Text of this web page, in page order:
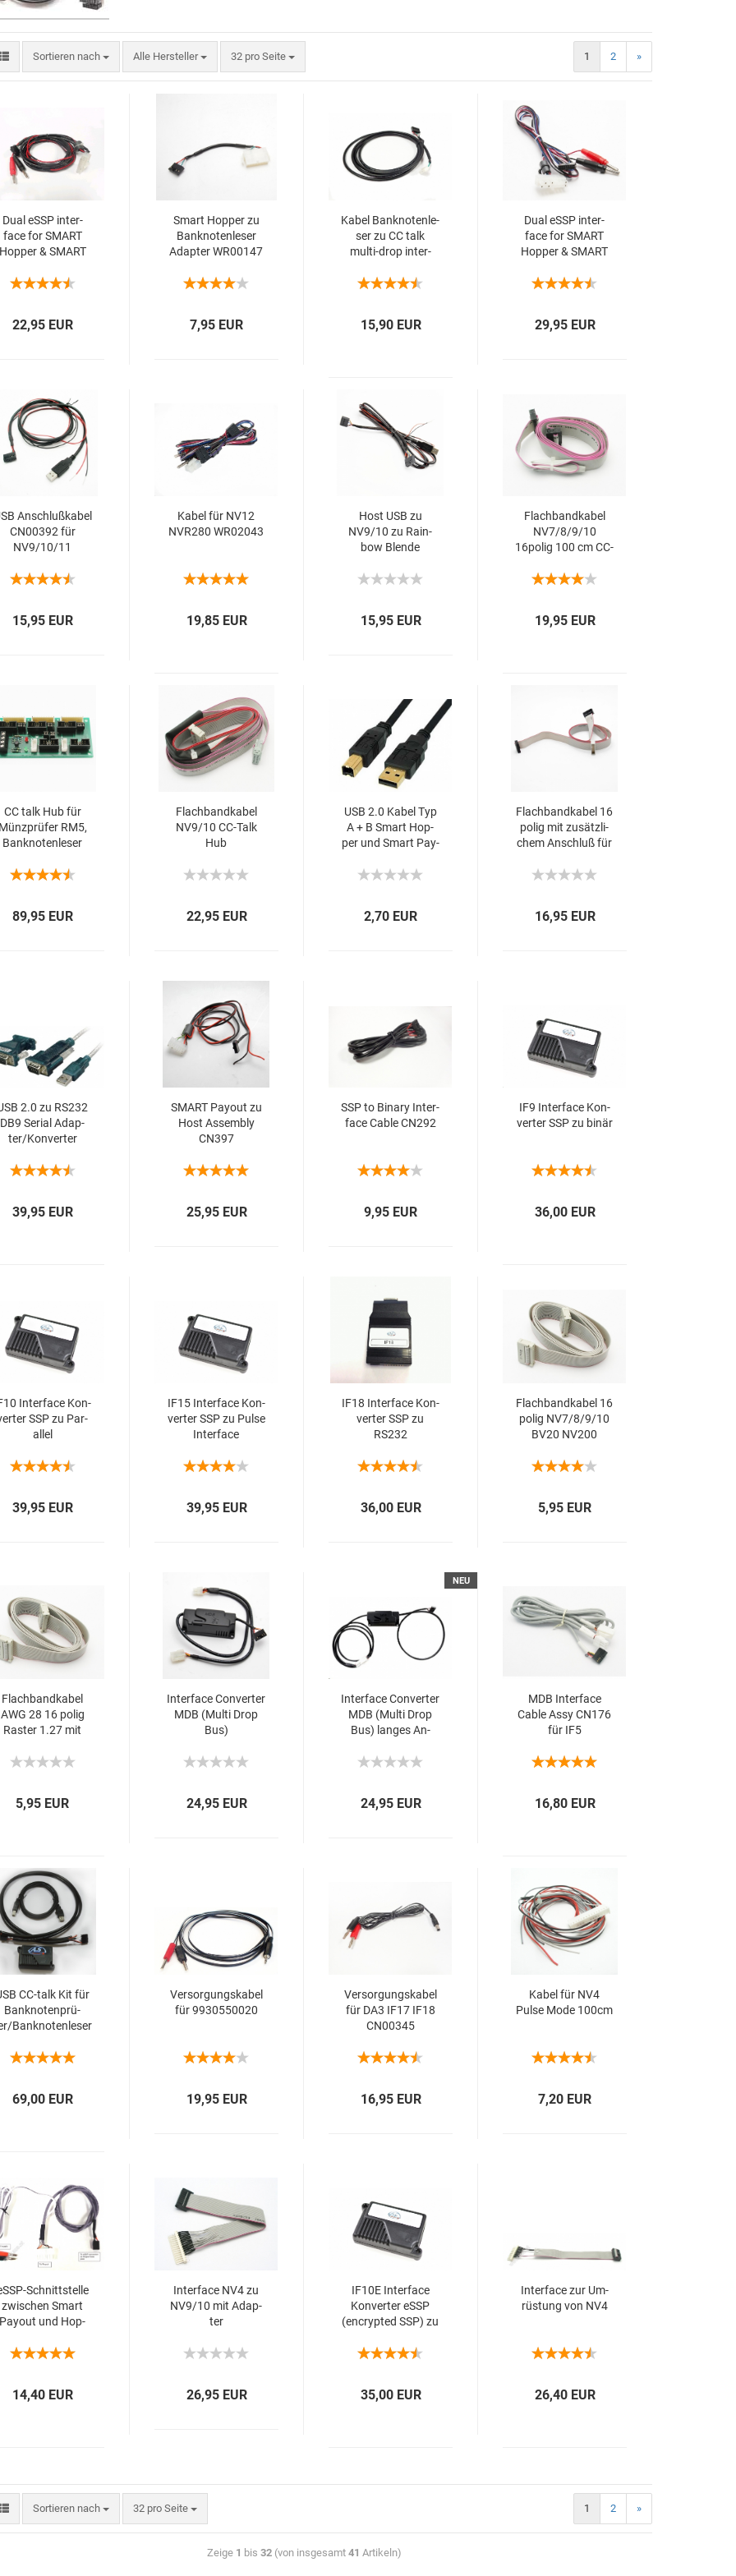
Sortieren nach Alle Hersteller 32 pro Seite 1 2 »
Dual eSSP in­ter­
face for SMART
& SMART
22,95 EUR
Smart Hop­per zu
Bank­no­ten­le­ser
Ad­ap­ter WR00147
7,95 EUR
Kabel Bank­no­ten­le­
ser zu CC talk
multi-​​drop in­ter­
15,90 EUR
Dual eSSP in­ter­
face for SMART
Hop­per & SMART
29,95 EUR
An­schluß­ka­bel
CN00392 für
NV9/10/11
15,95 EUR
Kabel für NV12
NVR280 WR02043
19,85 EUR
Host USB zu
NV9/10 zu Rain­
bow Blen­de
WR02040
15,95 EUR
Flach­band­ka­bel
NV7/8/9/10
16polig 100 cm CC-​
19,95 EUR
CC talk Hub für
RM5,
Bank­no­ten­le­ser
89,95 EUR
Flach­band­ka­bel
NV9/10 CC-​Talk
Hub
22,95 EUR
USB 2.0 Kabel Typ
A + B Smart Hop­
per und Smart Pay­
2,70 EUR
Flach­band­ka­bel 16
polig mit zu­sätz­li­
chem An­schluß für
16,95 EUR
2.0 zu RS232
DB9 Se­ri­al Ad­ap­
ter/Kon­ver­ter
39,95 EUR
SMART Pay­out zu
Host As­sem­bly
CN397
25,95 EUR
SSP to Bi­na­ry In­ter­
face Cable CN292
9,95 EUR
IF9 In­ter­face Kon­
ver­ter SSP zu binär
36,00 EUR
In­ter­face Kon­
SSP zu Par­
al­lel
39,95 EUR
IF15 In­ter­face Kon­
ver­ter SSP zu Pulse
In­ter­face
39,95 EUR
IF18 In­ter­face Kon­
ver­ter SSP zu
RS232
36,00 EUR
Flach­band­ka­bel 16
polig NV7/8/9/10
BV20 NV200
5,95 EUR
Flach­band­ka­bel
AWG 28 16 polig
Ras­ter 1.27 mit
ver­bin­der an bei­
5,95 EUR
In­ter­face Con­ver­ter
MDB (Multi Drop
Bus)
24,95 EUR
NEU
In­ter­face Con­ver­ter
MDB (Multi Drop
Bus) lan­ges An­
24,95 EUR
MDB In­ter­face
Cable Assy CN176
für IF5
16,80 EUR
CC-​talk Kit für
Bank­no­ten­prü­
Bank­no­ten­le­ser
69,00 EUR
Ver­sor­gungs­ka­bel
für 9930550020
19,95 EUR
Ver­sor­gungs­ka­bel
für DA3 IF17 IF18
CN00345
16,95 EUR
Kabel für NV4
Pulse Mode 100cm
7,20 EUR
​Schnitt­stel­le
zwi­schen Smart
Pay­out und Hop­
14,40 EUR
In­ter­face NV4 zu
NV9/10 mit Ad­ap­
ter
26,95 EUR
IF10E In­ter­face
Kon­ver­ter eSSP
(en­cryp­ted SSP) zu
35,00 EUR
In­ter­face zur Um­
rüs­tung von NV4
26,40 EUR
Sortieren nach 32 pro Seite 1 2 »
Zeige 1 bis 32(von insgesamt 41 Artikeln)